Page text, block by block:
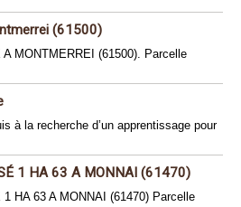
(61500)
MONTMERREI (61500). Parcelle
à la recherche d’un apprentissage pour
1 HA 63 A MONNAI (61470)
HA 63 A MONNAI (61470) Parcelle